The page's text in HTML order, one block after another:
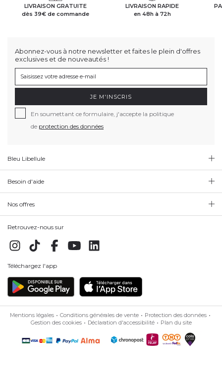
LIVRAISON GRATUITE
dès 39€ de commande
LIVRAISON RAPIDE
en 48h à 72h
Abonnez-vous à notre newsletter et faites le plein d'offres
exclusives et de nouveautés !
JE M'INSCRIS
En soumettant ce formulaire, j'accepte la politique
de protection des données
Bleu Libellule
Besoin d'aide
Nos offres
Retrouvez-nous sur
Téléchargez l'app
Mentions légales Conditions générales de vente
Protection des données
Gestion des cookies
Déclaration d'accessibilité Plan du site